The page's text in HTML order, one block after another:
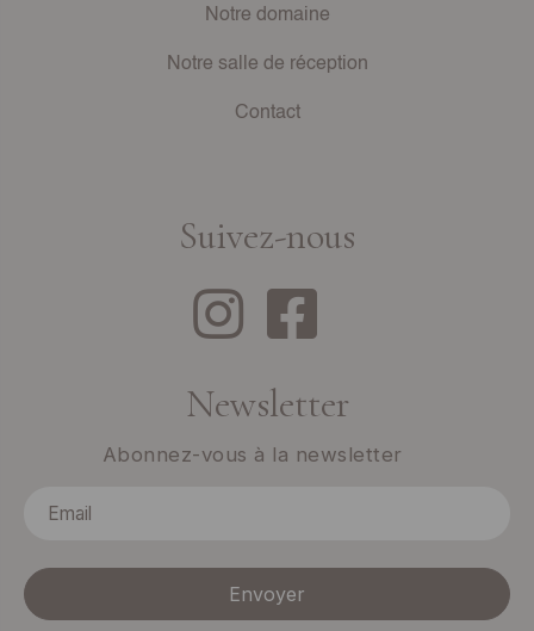
Notre domaine
Notre salle de réception
Contact
Suivez-nous
Newsletter
Abonnez-vous à la newsletter
Envoyer